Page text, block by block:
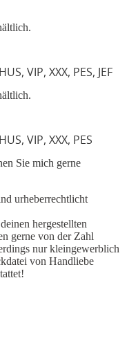
VIP, XXX, PES, JEF
VIP, XXX, PES
Sie mich gerne
urheberrechtlicht
hergestellten
gerne von der Zahl
nur kleingewerblich
von Handliebe